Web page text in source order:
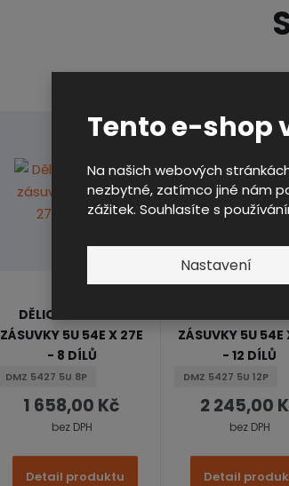
Tento e-shop
Na našich webových
nezbytné, zatímco jiné nám
zážitek. Souhlasíte s
Nastavení
DĚLICÍ MATERIÁL
ZÁSUVKY 5U 54E X 27E
- 8 DÍLŮ
DMZ 5427 5U 8P
1 658,00 Kč
bez DPH
Detail produktu
ZÁSUVKY 5U 54E
- 12 DÍLŮ
DMZ 5427 5U 12P
2 245,00
bez DPH
Detail